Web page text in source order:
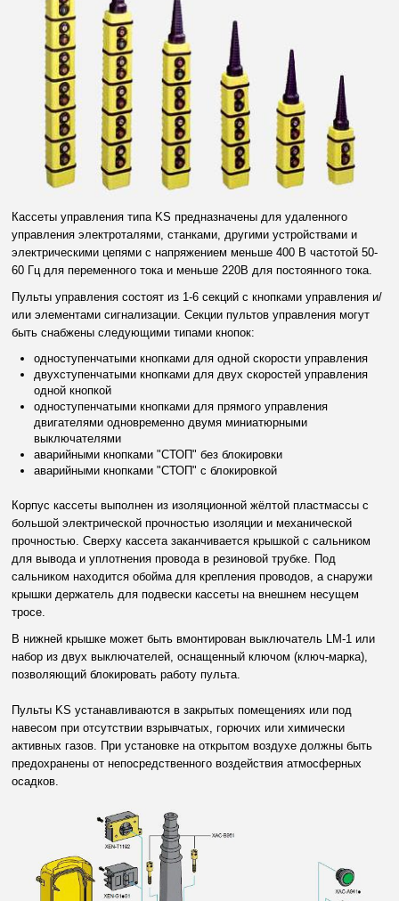
Кассеты управления типа KS предназначены для удаленного
управления электроталями, станками, другими устройствами и
электрическими цепями с напряжением меньше 400 В частотой 50-
60 Гц для переменного тока и меньше 220В для постоянного тока.
Пульты управления состоят из 1-6 секций с кнопками управления и/
или элементами сигнализации. Секции пультов управления могут
быть снабжены следующими типами кнопок:
одноступенчатыми кнопками для одной скорости управления
двухступенчатыми кнопками для двух скоростей управления
одной кнопкой
одноступенчатыми кнопками для прямого управления
двигателями одновременно двумя миниатюрными
выключателями
аварийными кнопками "СТОП" без блокировки
аварийными кнопками "СТОП" с блокировкой
Корпус кассеты выполнен из изоляционной жёлтой пластмассы с
большой электрической прочностью изоляции и механической
прочностью. Сверху кассета заканчивается крышкой с сальником
для вывода и уплотнения провода в резиновой трубке. Под
сальником находится обойма для крепления проводов, а снаружи
крышки держатель для подвески кассеты на внешнем несущем
тросе.
В нижней крышке может быть вмонтирован выключатель LM-1 или
набор из двух выключателей, оснащенный ключом (ключ-марка),
позволяющий блокировать работу пульта.
Пульты KS устанавливаются в закрытых помещениях или под
навесом при отсутствии взрывчатых, горючих или химически
активных газов. При установке на открытом воздухе должны быть
предохранены от непосредственного воздействия атмосферных
осадков.